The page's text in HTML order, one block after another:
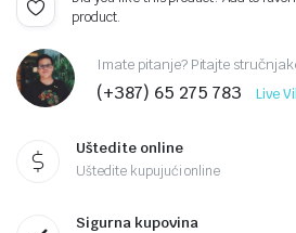
product.
Imate pitanje? Pitajte
(+387) 65 275 783 Live
Uštedite online
Uštedite kupujući online
Sigurna kupovina